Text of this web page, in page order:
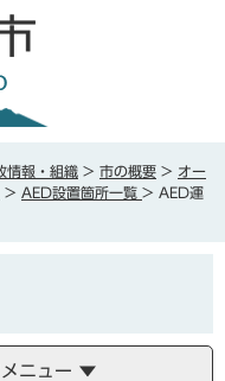
情報・組織 > 市の概要 > オー
> AED設置箇所一覧 > AED運
ニュー